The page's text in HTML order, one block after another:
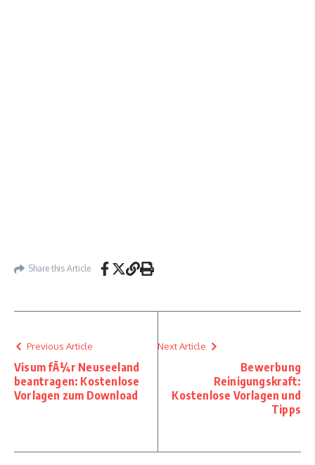
Share this Article
Previous Article
Visum fÃ¼r Neuseeland
beantragen: Kostenlose
Vorlagen zum Download
Next Article
Bewerbung
Reinigungskraft:
Kostenlose Vorlagen und
Tipps